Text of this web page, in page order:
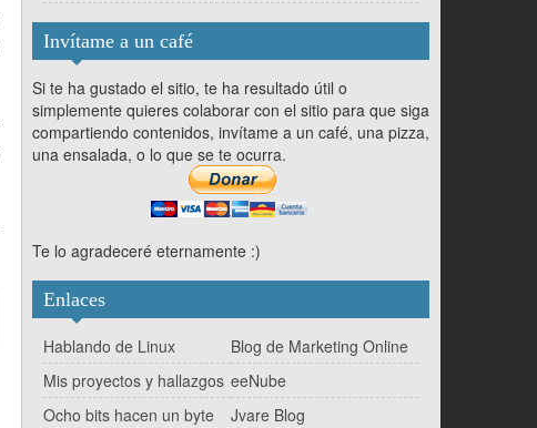
Invítame a un café
Si te ha gustado el sitio, te ha resultado útil o
simplemente quieres colaborar con el sitio para que siga
compartiendo contenidos, invítame a un café, una pizza,
una ensalada, o lo que se te ocurra.
Te lo agradeceré eternamente :)
Enlaces
Hablando de Linux
Blog de Marketing Online
Mis proyectos y hallazgos eeNube
Ocho bits hacen un byte
Jvare Blog